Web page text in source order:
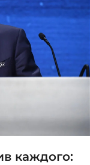
каждого: